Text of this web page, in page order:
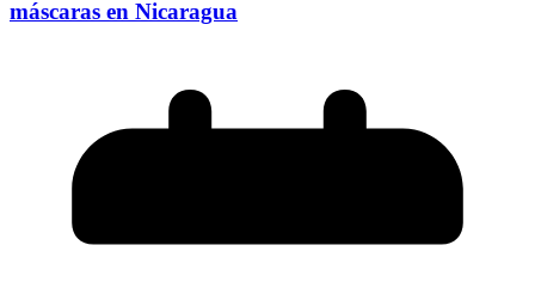
máscaras en Nicaragua